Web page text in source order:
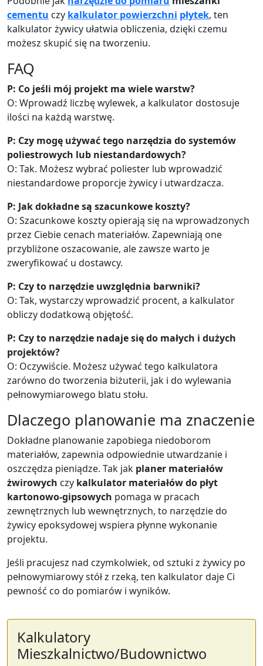
cementu czy kalkulator powierzchni płytek, ten
kalkulator żywicy ułatwia obliczenia, dzięki czemu
możesz skupić się na tworzeniu.
FAQ
P: Co jeśli mój projekt ma wiele warstw?
O: Wprowadź liczbę wylewek, a kalkulator dostosuje
ilości na każdą warstwę.
P: Czy mogę używać tego narzędzia do systemów
poliestrowych lub niestandardowych?
O: Tak. Możesz wybrać poliester lub wprowadzić
niestandardowe proporcje żywicy i utwardzacza.
P: Jak dokładne są szacunkowe koszty?
O: Szacunkowe koszty opierają się na wprowadzonych
przez Ciebie cenach materiałów. Zapewniają one
przybliżone oszacowanie, ale zawsze warto je
zweryfikować u dostawcy.
P: Czy to narzędzie uwzględnia barwniki?
O: Tak, wystarczy wprowadzić procent, a kalkulator
obliczy dodatkową objętość.
P: Czy to narzędzie nadaje się do małych i dużych
projektów?
O: Oczywiście. Możesz używać tego kalkulatora
zarówno do tworzenia biżuterii, jak i do wylewania
pełnowymiarowego blatu stołu.
Dlaczego planowanie ma znaczenie
Dokładne planowanie zapobiega niedoborom
materiałów, zapewnia odpowiednie utwardzanie i
oszczędza pieniądze. Tak jak planer materiałów
żwirowych czy kalkulator materiałów do płyt
kartonowo-gipsowych pomaga w pracach
zewnętrznych lub wewnętrznych, to narzędzie do
żywicy epoksydowej wspiera płynne wykonanie
projektu.
Jeśli pracujesz nad czymkolwiek, od sztuki z żywicy po
pełnowymiarowy stół z rzeką, ten kalkulator daje Ci
pewność co do pomiarów i wyników.
Kalkulatory
Mieszkalnictwo/Budownictwo